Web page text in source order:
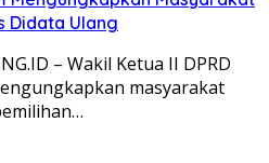
Didata Ulang
– Wakil Ketua II DPRD
masyarakat